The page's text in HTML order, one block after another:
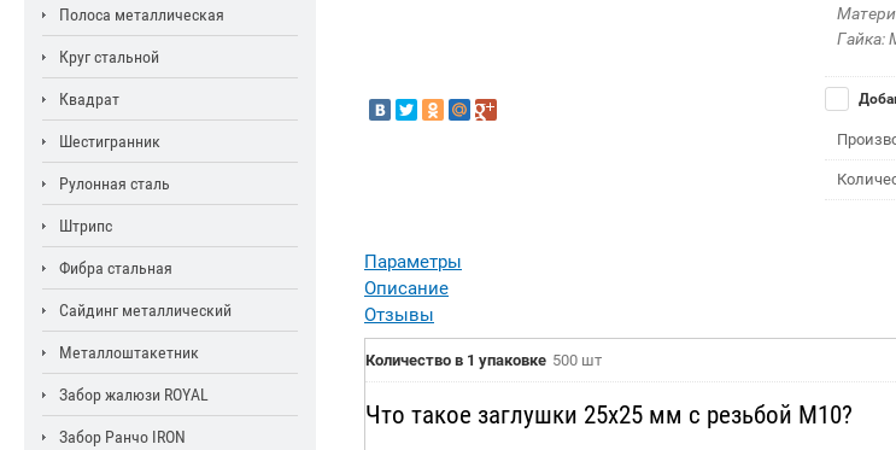
Полоса металлическая
Круг стальной
Квадрат
Шестигранник
Рулонная сталь
Штрипс
Фибра стальная
Сайдинг металлический
Металлоштакетник
Забор жалюзи ROYAL
Забор Ранчо IRON
Гайка:
Параметры
Описание
Отзывы
Количество в 1 упаковке 500 шт
Что такое заглушки 25х25 мм с резьбой М10?